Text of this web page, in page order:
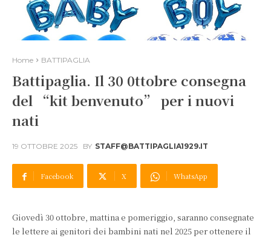
Home BATTIPAGLIA
Battipaglia. Il 30 0ttobre consegna
del “kit benvenuto” per i nuovi
nati
19 OTTOBRE 2025 BY STAFF@BATTIPAGLIA1929.IT
Facebook X WhatsApp
Giovedì 30 ottobre, mattina e pomeriggio, saranno consegnate
le lettere ai genitori dei bambini nati nel 2025 per ottenere il